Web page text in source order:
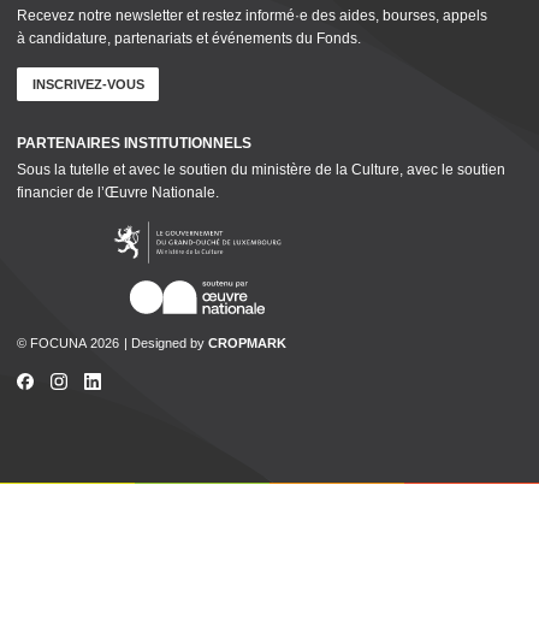
Recevez notre newsletter et restez informé·e des aides, bourses, appels
à candidature, parte­nar­i­ats et événements du Fonds.
INSCRIVEZ-VOUS
PARTENAIRES INSTI­TU­TION­NELS
Sous la tutelle et avec le soutien du ministère de la Culture, avec le soutien
financier de l’Œuvre Nationale.
© FOCUNA 2026 Designed by CROPMARK